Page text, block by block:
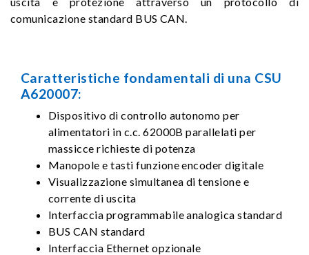
comunicazione standard BUS CAN.
Caratteristiche fondamentali di una CSU
A620007:
Dispositivo di controllo autonomo per
alimentatori in c.c. 62000B parallelati per
massicce richieste di potenza
Manopole e tasti funzione encoder digitale
Visualizzazione simultanea di tensione e
corrente di uscita
Interfaccia programmabile analogica standard
BUS CAN standard
Interfaccia Ethernet opzionale